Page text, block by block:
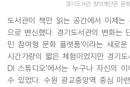
경기도서관 창의계단은 문
도서관이 책만 읽는 공간에서 이제는
으로 변신했다. 경기도서관의 변화는
민 참여형 문화 플랫폼'이라는 새로
시간가량의 짧은 체험이었지만 경기
DI 스튜디오'에서는 누구나 자신의
수 있었다. 수원 광교중앙역 중심 마